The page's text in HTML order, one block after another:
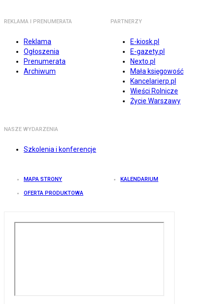
REKLAMA I PRENUMERATA
Reklama
Ogłoszenia
Prenumerata
Archiwum
PARTNERZY
E-kiosk.pl
E-gazety.pl
Nexto.pl
Mała księgowość
Kancelarierp.pl
Wieści Rolnicze
Życie Warszawy
NASZE WYDARZENIA
Szkolenia i konferencje
MAPA STRONY KALENDARIUM
OFERTA PRODUKTOWA